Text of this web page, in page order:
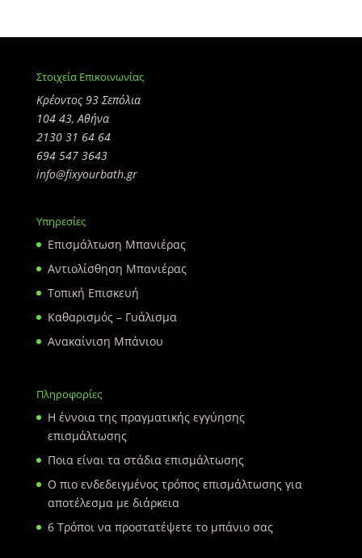
Στοιχεία Επικοινωνίας
Κρέοντος 93 Σεπόλια
104 43, Αθήνα
2130 31 64 64
694 547 3643
info@fixyourbath.gr
Υπηρεσίες
Επισμάλτωση Μπανιέρας
Αντιολίσθηση Μπανιέρας
Τοπική Επισκευή
Καθαρισμός – Γυάλισμα
Ανακαίνιση Μπάνιου
Πληροφορίες
Η έννοια της πραγματικής εγγύησης
επισμάλτωσης
Ποια είναι τα στάδια επισμάλτωσης
Ο πιο ενδεδειγμένος τρόπος επισμάλτωσης για
αποτέλεσμα με διάρκεια
6 Τρόποι να προστατέψετε το μπάνιο σας